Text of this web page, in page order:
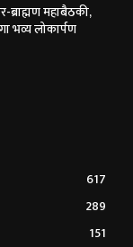
ब्राह्मण महाबैठकी,
भव्य लोकार्पण
617
289
151